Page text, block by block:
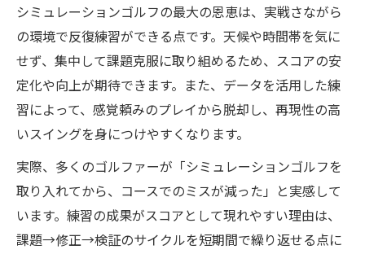
シミュレーションゴルフの最大の恩恵は、実戦さながら
の環境で反復練習ができる点です。天候や時間帯を気に
せず、集中して課題克服に取り組めるため、スコアの安
定化や向上が期待できます。また、データを活用した練
習によって、感覚頼みのプレイから脱却し、再現性の高
いスイングを身につけやすくなります。
実際、多くのゴルファーが「シミュレーションゴルフを
取り入れてから、コースでのミスが減った」と実感して
います。練習の成果がスコアとして現れやすい理由は、
課題→修正→検証のサイクルを短期間で繰り返せる点に